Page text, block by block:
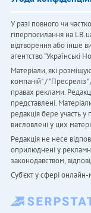
У разі повного чи
гіперпосилання на
відтворення або інше
агентство "Українськi
Матеріали, які
компаній" /
правах реклами.
представлені.
редакція бере участь у
висловлені у цих
Редакція не несе
оприлюднені у
законодавством,
Cуб'єкт у сфері